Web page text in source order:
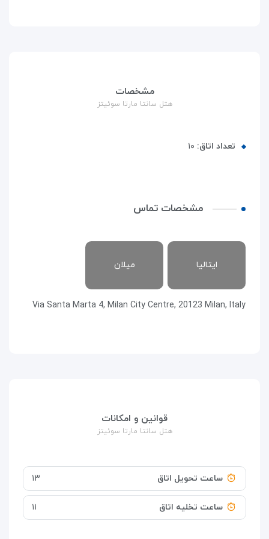
مشخصات
هتل سانتا مارتا سوئیتز
تعداد اتاق: ۱۰
مشخصات تماس
ایتالیا میلان
Via Santa Marta 4, Milan City Centre, 20123 Milan, Italy
قوانین و امکانات
هتل سانتا مارتا سوئیتز
ساعت تحویل اتاق ۱۳
ساعت تخلیه اتاق ۱۱